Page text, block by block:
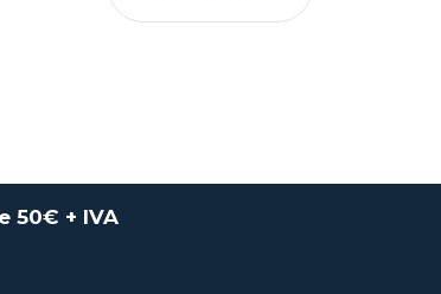
50€ + IVA